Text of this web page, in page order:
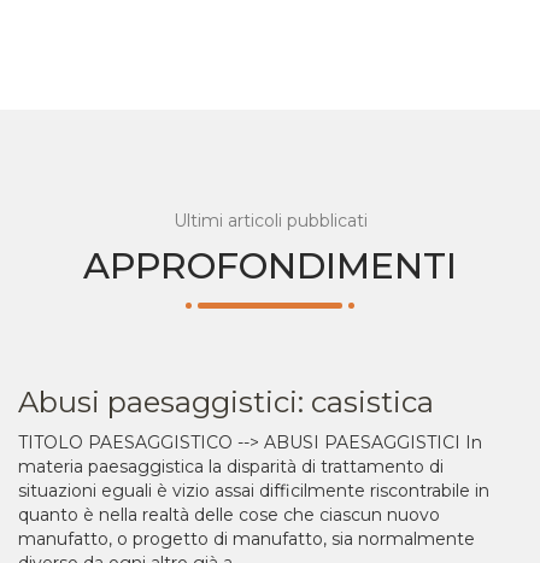
Ultimi articoli pubblicati
APPROFONDIMENTI
Abusi paesaggistici: casistica
TITOLO PAESAGGISTICO --> ABUSI PAESAGGISTICI In
materia paesaggistica la disparità di trattamento di
situazioni eguali è vizio assai difficilmente riscontrabile in
quanto è nella realtà delle cose che ciascun nuovo
manufatto, o progetto di manufatto, sia normalmente